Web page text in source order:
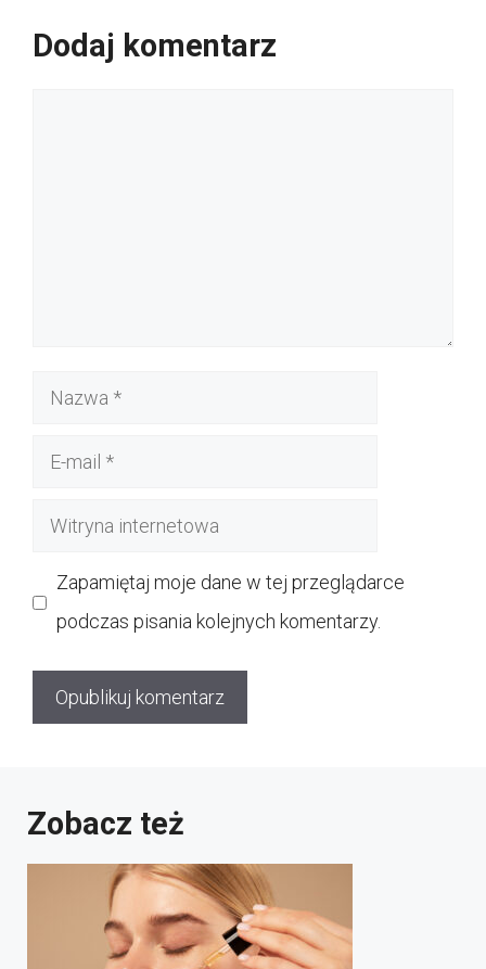
Dodaj komentarz
Nazwa
Witryna
Zapamiętaj moje dane w tej przeglądarce
podczas pisania kolejnych komentarzy.
Zobacz też